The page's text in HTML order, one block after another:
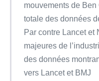
mouvements de Ben
totale des données
Par contre Lancet et
majeures de
des données
vers Lancet et BMJ